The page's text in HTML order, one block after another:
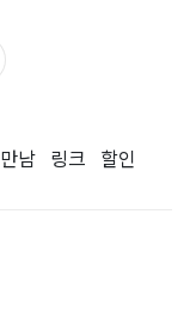
만남 링크 할인